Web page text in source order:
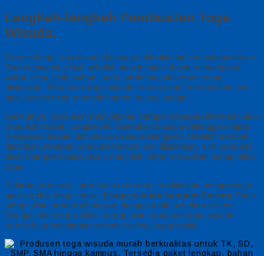
Langkah-langkah Pembuatan Toga
Wisuda.
Proses kerja toga wisuda biasanya dimulai dari konsultasi desain.
Pada tahap ini, pihak sekolah atau institusi dapat menentukan
warna toga, jenis bahan, serta tambahan aksesoris yang
diinginkan. Produsen toga wisuda murah akan memberikan tips
agar desain tetap menarik namun sesuai budget.
Berikutnya, produsen menyiapkan sampel sebagai referensi untuk
produksi masal. Langkah ini diperlukan supaya pelanggan dapat
mengecek desain dan ukuran sesuai keinginan. Setelah sampel
disahkan, tahapan produksi massal pun dijalankan. Tim produksi
akan mempersiapkan kain, menjahit, serta merapikan setiap detail
toga.
Selama proses ini, produsen umumnya melakukan pengawasan
agar produk tetap setara. | toga wisuda kampus Serang Pada
tahap akhir, produk dibungkus dengan tertib sebelum dikirim.
Dengan sistem produksi terorganisir, produsen toga wisuda
murah bisa menjamin pesanan selesai tepat waktu.